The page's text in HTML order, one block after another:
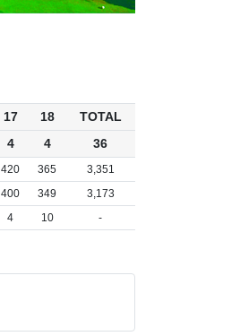
17 18
TOTAL
4 4 36
420 365
3,351
400 349
3,173
4 10 -